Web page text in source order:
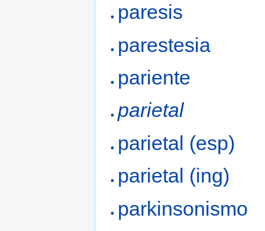
paresis
parestesia
pariente
parietal
parietal (esp)
parietal (ing)
parkinsonismo